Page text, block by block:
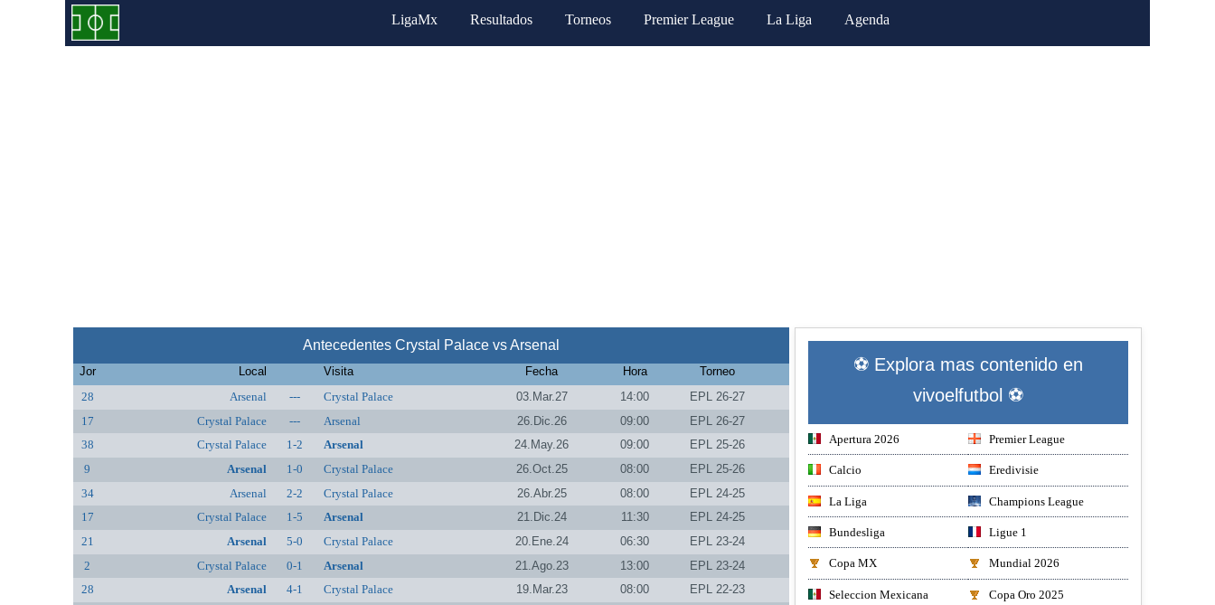
LigaMx Resultados Torneos Premier League La Liga Agenda
Antecedentes Crystal Palace vs Arsenal
Jor Local Visita Fecha Hora
Torneo
28
Arsenal --- Crystal Palace 03.Mar.27 14:00
EPL 26-27
17
Crystal Palace --- Arsenal 26.Dic.26 09:00
EPL 26-27
38
Crystal Palace 1-2 Arsenal 24.May.26 09:00
EPL 25-26
9
Arsenal 1-0 Crystal Palace 26.Oct.25 08:00
EPL 25-26
34
Arsenal 2-2 Crystal Palace 26.Abr.25 08:00
EPL 24-25
17
Crystal Palace 1-5 Arsenal 21.Dic.24 11:30
EPL 24-25
21
Arsenal 5-0 Crystal Palace 20.Ene.24 06:30
EPL 23-24
2
Crystal Palace 0-1 Arsenal 21.Ago.23 13:00
EPL 23-24
28
Arsenal 4-1 Crystal Palace 19.Mar.23 08:00
EPL 22-23
⚽ Explora mas contenido en
vivoelfutbol ⚽
Apertura 2026 Premier League
Calcio Eredivisie
La Liga Champions League
Bundesliga Ligue 1
Copa MX Mundial 2026
Seleccion Mexicana Copa Oro 2025